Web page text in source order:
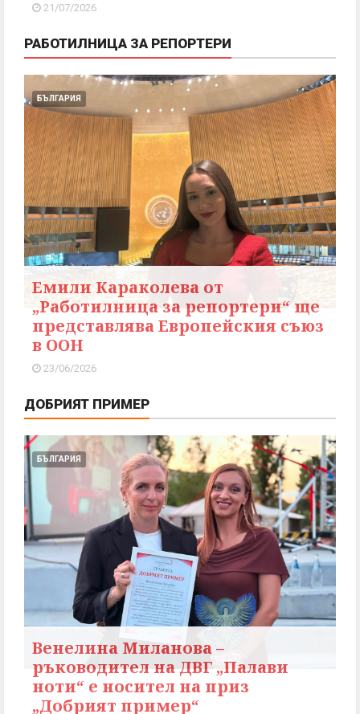
21/07/2026
РАБОТИЛНИЦА ЗА РЕПОРТЕРИ
БЪЛГАРИЯ
Емили Караколева от
„Работилница за репортери“ ще
представлява Европейския съюз
в ООН
23/06/2026
ДОБРИЯТ ПРИМЕР
БЪЛГАРИЯ
Венелина Миланова –
ръководител на ДВГ „Палави
ноти“ е носител на приз
„Добрият пример“